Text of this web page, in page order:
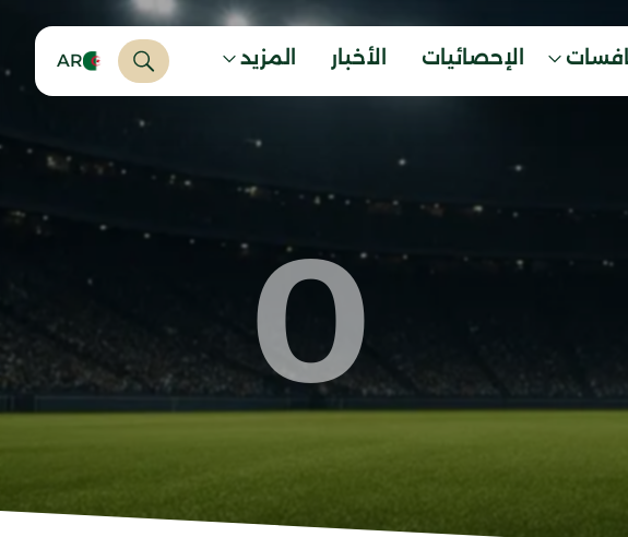
الإحصائيات الأخبار المزيد AR
0